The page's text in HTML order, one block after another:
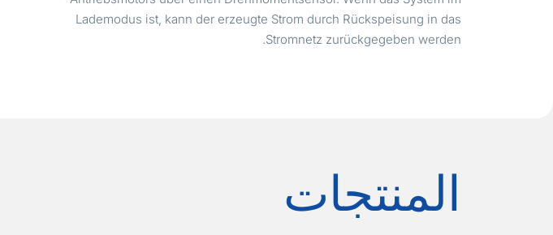
Lademodus ist, kann der erzeugte Strom durch Rückspeisung in das
Stromnetz zurückgegeben werden.
المنتجات